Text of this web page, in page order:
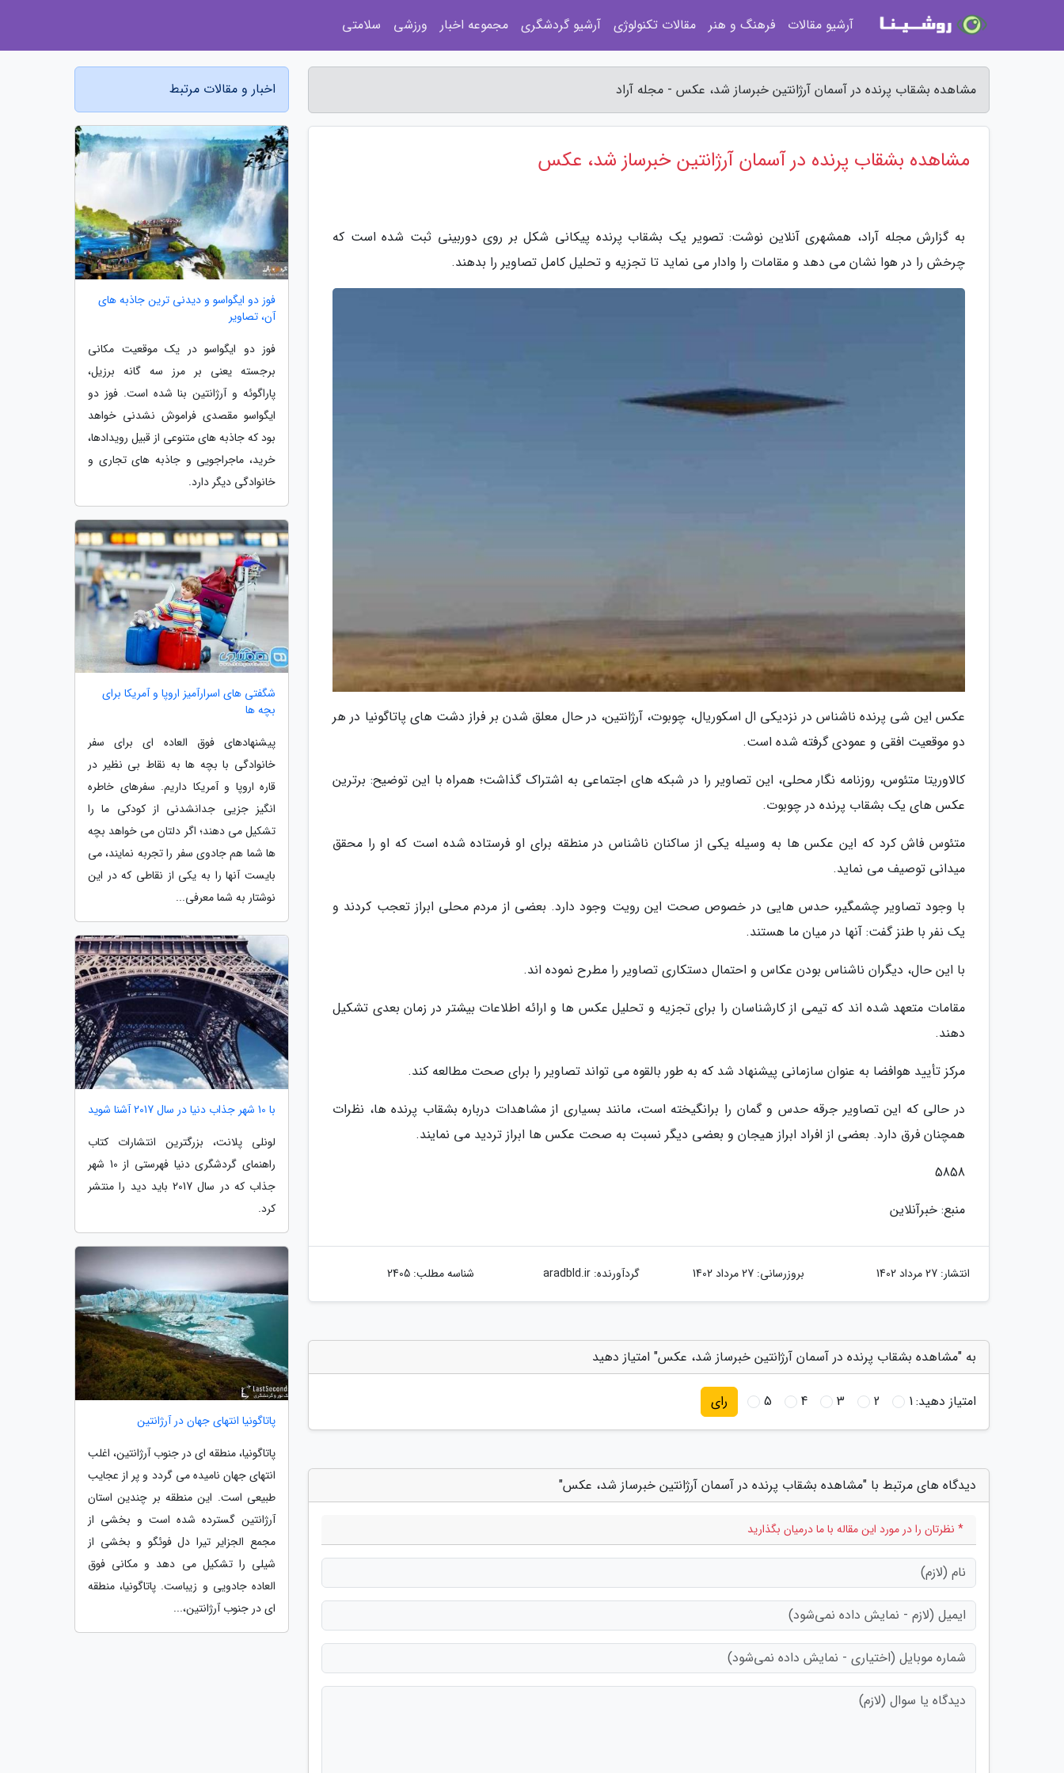
مشاهده بشقاب پرنده در آسمان آرژانتین خبرساز شد، عکس - مجله آراد
مشاهده بشقاب پرنده در آسمان آرژانتین خبرساز شد، عکس
به گزارش مجله آراد، همشهری آنلاین نوشت: تصویر یک بشقاب پرنده پیکانی شکل بر روی دوربینی ثبت شده است که
چرخش را در هوا نشان می دهد و مقامات را وادار می نماید تا تجزیه و تحلیل کامل تصاویر را بدهند.
عکس این شی پرنده ناشناس در نزدیکی ال اسکوریال، چوبوت، آرژانتین، در حال معلق شدن بر فراز دشت های پاتاگونیا در هر
دو موقعیت افقی و عمودی گرفته شده است.
کالاوریتا متئوس، روزنامه نگار محلی، این تصاویر را در شبکه های اجتماعی به اشتراک گذاشت؛ همراه با این توضیح: برترین
عکس های یک بشقاب پرنده در چوبوت.
متئوس فاش کرد که این عکس ها به وسیله یکی از ساکنان ناشناس در منطقه برای او فرستاده شده است که او را محقق
میدانی توصیف می نماید.
با وجود تصاویر چشمگیر، حدس هایی در خصوص صحت این رویت وجود دارد. بعضی از مردم محلی ابراز تعجب کردند و
یک نفر با طنز گفت: آنها در میان ما هستند.
با این حال، دیگران ناشناس بودن عکاس و احتمال دستکاری تصاویر را مطرح نموده اند.
مقامات متعهد شده اند که تیمی از کارشناسان را برای تجزیه و تحلیل عکس ها و ارائه اطلاعات بیشتر در زمان بعدی تشکیل
دهند.
مرکز تأیید هوافضا به عنوان سازمانی پیشنهاد شد که به طور بالقوه می تواند تصاویر را برای صحت مطالعه کند.
در حالی که این تصاویر جرقه حدس و گمان را برانگیخته است، مانند بسیاری از مشاهدات درباره بشقاب پرنده ها، نظرات
همچنان فرق دارد. بعضی از افراد ابراز هیجان و بعضی دیگر نسبت به صحت عکس ها ابراز تردید می نمایند.
5858
منبع: خبرآنلاین
انتشار: 27 مرداد 1402 بروزرسانی: 27 مرداد 1402 گردآورنده:aradbld.ir شناسه مطلب: 2405
به "مشاهده بشقاب پرنده در آسمان آرژانتین خبرساز شد، عکس" امتیاز دهید
امتیاز دهید:1
2
3
4
5 رای
دیدگاه های مرتبط با "مشاهده بشقاب پرنده در آسمان آرژانتین خبرساز شد، عکس"
* نظرتان را در مورد این مقاله با ما درمیان بگذارید
اخبار و مقالات مرتبط
فوز دو ایگواسو و دیدنی ترین جاذبه های
آن، تصاویر
فوز دو ایگواسو در یک موقعیت مکانی
برجسته یعنی بر مرز سه گانه برزیل،
پاراگوئه و آرژانتین بنا شده است. فوز دو
ایگواسو مقصدی فراموش نشدنی خواهد
بود که جاذبه های متنوعی از قبیل رویدادها،
خرید، ماجراجویی و جاذبه های تجاری و
خانوادگی دیگر دارد.
شگفتی های اسرارآمیز اروپا و آمریکا برای
بچه ها
پیشنهادهای فوق العاده ای برای سفر
خانوادگی با بچه ها به نقاط بی نظیر در
قاره اروپا و آمریکا داریم. سفرهای خاطره
انگیز جزیی جدانشدنی از کودکی ما را
تشکیل می دهند؛ اگر دلتان می خواهد بچه
ها شما هم جادوی سفر را تجربه نمایند، می
بایست آنها را به یکی از نقاطی که در این
نوشتار به شما معرفی...
با 10 شهر جذاب دنیا در سال 2017 آشنا شوید
لونلی پلانت، بزرگترین انتشارات کتاب
راهنمای گردشگری دنیا فهرستی از 10 شهر
جذاب که در سال 2017 باید دید را منتشر
کرد.
پاتاگونیا انتهای جهان در آرژانتین
پاتاگونیا، منطقه ای در جنوب آرژانتین، اغلب
انتهای جهان نامیده می گردد و پر از عجایب
طبیعی است. این منطقه بر چندین استان
آرژانتین گسترده شده است و بخشی از
مجمع الجزایر تیرا دل فوئگو و بخشی از
شیلی را تشکیل می دهد و مکانی فوق
العاده جادویی و زیباست. پاتاگونیا، منطقه
ای در جنوب آرژانتین،...
آرشیو مقالات فرهنگ و هنر مقالات تکنولوژی آرشیو گردشگری مجموعه اخبار ورزشی سلامتی